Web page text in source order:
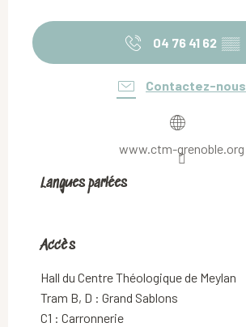
04 76 41 62 ▒▒
Contactez-nous
www.ctm-grenoble.org
Langues parlées
Langues parlées
Accès
Accès
Hall du Centre Théologique de Meylan
Tram B, D : Grand Sablons
C1 : Carronnerie